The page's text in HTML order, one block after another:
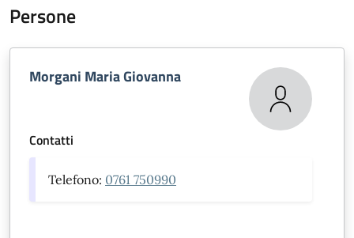
Persone
Morgani Maria Giovanna
Contatti
Telefono: 0761 750990